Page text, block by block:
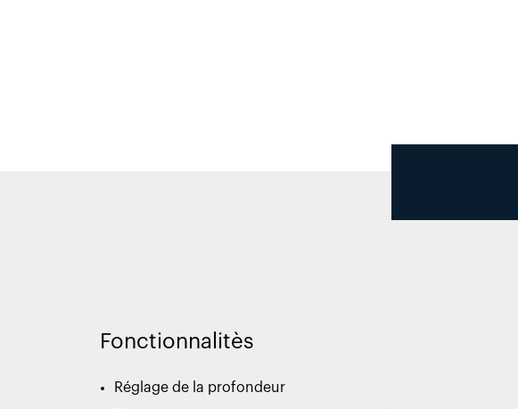
Fonctionnalitès
Réglage de la profondeur